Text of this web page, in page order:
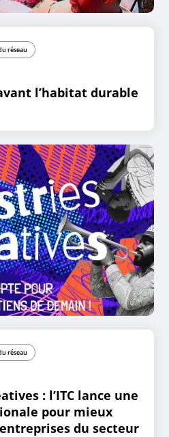
réseau
l’habitat durable
réseau
: l’ITC lance une
pour mieux
du secteur